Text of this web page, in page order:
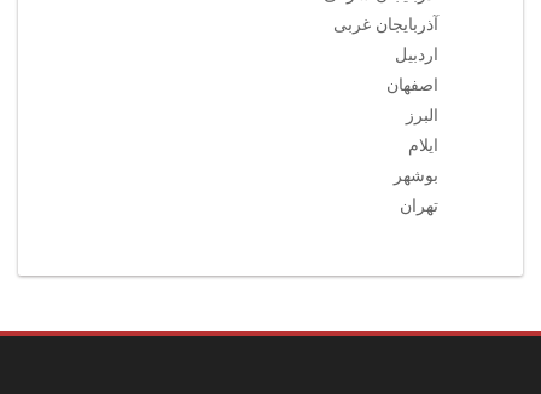
آذربایجان غربی
اردبیل
اصفهان
البرز
ایلام
بوشهر
تهران